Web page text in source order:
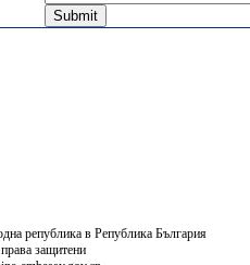
република в Република България
защитени